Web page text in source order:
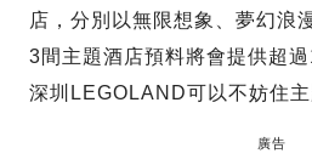
店，分別以無限想象、夢幻浪
3間主題酒店預料將會提供超
深圳LEGOLAND可以不妨住主
廣告